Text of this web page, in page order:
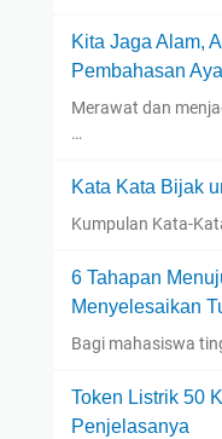
Kita Jaga Alam,
Pembahasan
Merawat dan
…
Kata Kata Bijak
Kumpulan Kata-
6 Tahapan
Menyelesaikan
Bagi mahasiswa
Token Listrik 50
Penjelasanya